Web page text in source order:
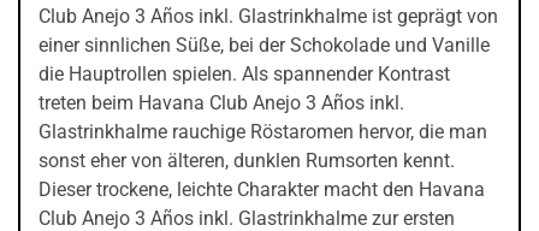
Club Anejo 3 Años inkl. Glastrinkhalme ist geprägt von
einer sinnlichen Süße, bei der Schokolade und Vanille
die Hauptrollen spielen. Als spannender Kontrast
treten beim Havana Club Anejo 3 Años inkl.
Glastrinkhalme rauchige Röstaromen hervor, die man
sonst eher von älteren, dunklen Rumsorten kennt.
Dieser trockene, leichte Charakter macht den Havana
Club Anejo 3 Años inkl. Glastrinkhalme zur ersten